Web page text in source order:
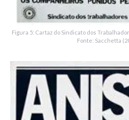
Figura 5: Cartaz do Sindicato dos
Fonte: Sacchetta